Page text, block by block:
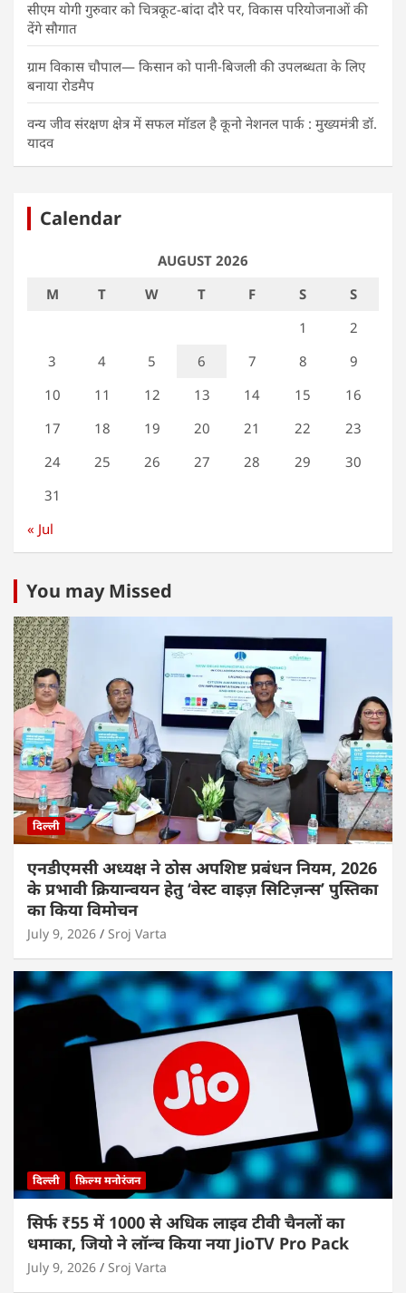
सीएम योगी गुरुवार को चित्रकूट-बांदा दौरे पर, विकास परियोजनाओं की
देंगे सौगात
ग्राम विकास चौपाल— किसान को पानी-बिजली की उपलब्धता के लिए
बनाया रोडमैप
वन्य जीव संरक्षण क्षेत्र में सफल मॉडल है कूनो नेशनल पार्क : मुख्यमंत्री डॉ.
यादव
Calendar
AUGUST 2026
M
T W T F S
S
1
2
3
4 5 6 7 8
9
10
11 12 13 14 15
16
17
18 19 20 21 22
23
24
25 26 27 28 29
30
31
« Jul
You may Missed
दिल्ली
एनडीएमसी अध्यक्ष ने ठोस अपशिष्ट प्रबंधन नियम, 2026
के प्रभावी क्रियान्वयन हेतु ‘वेस्ट वाइज़ सिटिज़न्स’ पुस्तिका
का किया विमोचन
July 9, 2026 Sroj Varta
दिल्ली फ़िल्म मनोरंजन
सिर्फ ₹55 में 1000 से अधिक लाइव टीवी चैनलों का
धमाका, जियो ने लॉन्च किया नया JioTV Pro Pack
July 9, 2026 Sroj Varta